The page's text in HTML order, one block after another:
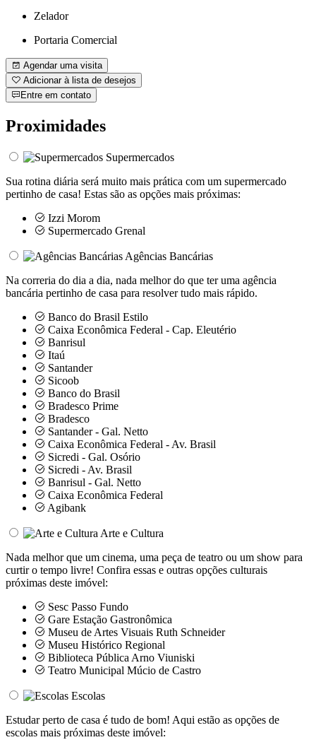
Zelador
Portaria Comercial
Agendar uma visita
Adicionar à lista de desejos
Entre em contato
Proximidades
Supermercados
Sua rotina diária será muito mais prática com um supermercado
pertinho de casa! Estas são as opções mais próximas:
Izzi Morom
Supermercado Grenal
Agências Bancárias
Na correria do dia a dia, nada melhor do que ter uma agência
bancária pertinho de casa para resolver tudo mais rápido.
Banco do Brasil Estilo
Caixa Econômica Federal - Cap. Eleutério
Banrisul
Itaú
Santander
Sicoob
Banco do Brasil
Bradesco Prime
Bradesco
Santander - Gal. Netto
Caixa Econômica Federal - Av. Brasil
Sicredi - Gal. Osório
Sicredi - Av. Brasil
Banrisul - Gal. Netto
Caixa Econômica Federal
Agibank
Arte e Cultura
Nada melhor que um cinema, uma peça de teatro ou um show para
curtir o tempo livre! Confira essas e outras opções culturais
próximas deste imóvel:
Sesc Passo Fundo
Gare Estação Gastronômica
Museu de Artes Visuais Ruth Schneider
Museu Histórico Regional
Biblioteca Pública Arno Viuniski
Teatro Municipal Múcio de Castro
Escolas
Estudar perto de casa é tudo de bom! Aqui estão as opções de
escolas mais próximas deste imóvel: